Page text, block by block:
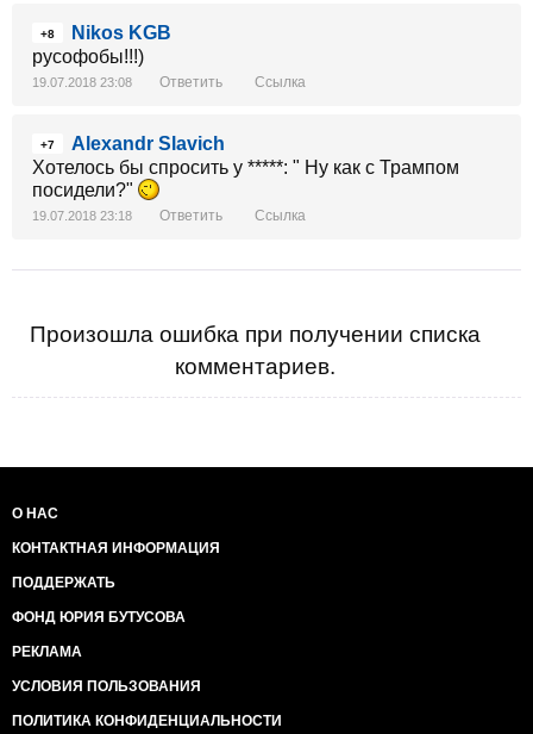
+8
Nikos KGB
русофобы!!!)
19.07.2018 23:08 Ответить Ссылка
+7
Alexandr Slavich
Хотелось бы спросить у *****: " Ну как с Трампом
посидели?"
19.07.2018 23:18 Ответить Ссылка
Произошла ошибка при получении списка
комментариев.
О НАС
КОНТАКТНАЯ ИНФОРМАЦИЯ
ПОДДЕРЖАТЬ
ФОНД ЮРИЯ БУТУСОВА
РЕКЛАМА
УСЛОВИЯ ПОЛЬЗОВАНИЯ
ПОЛИТИКА КОНФИДЕНЦИАЛЬНОСТИ